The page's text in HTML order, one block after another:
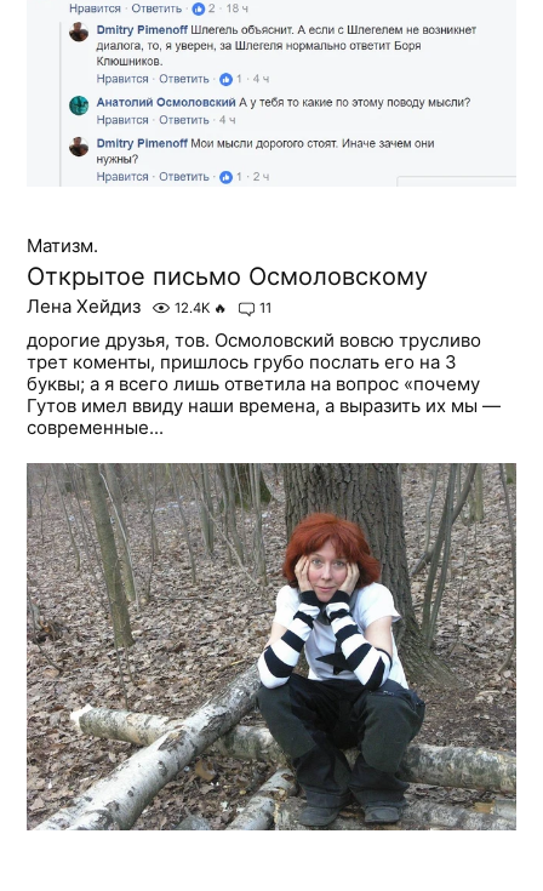
Матизм.
Открытое письмо Осмоловскому
Лена Хейдиз 12.4K 🔥 11
дорогие друзья, тов. Осмоловский вовсю трусливо
трет коменты, пришлось грубо послать его на 3
буквы; а я всего лишь ответила на вопрос «почему
Гутов имел ввиду наши времена, а выразить их мы —
современные...